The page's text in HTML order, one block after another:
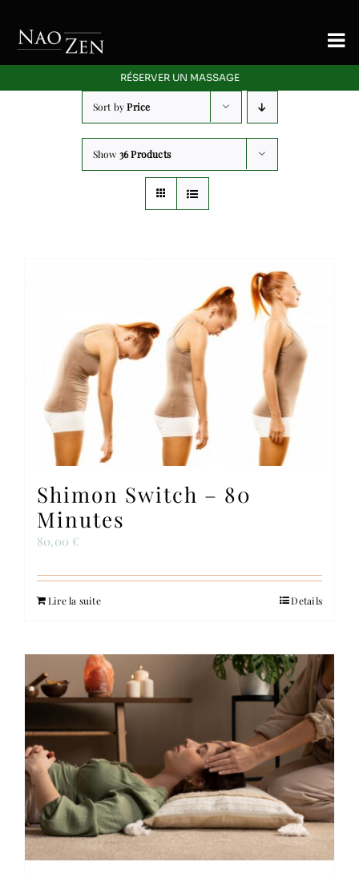
content
Contact
RÉSERVER UN MASSAGE
Sort byPrice
Show 36 Products
Shimon Switch – 80
Minutes
80,00 €
Lire la suite Details